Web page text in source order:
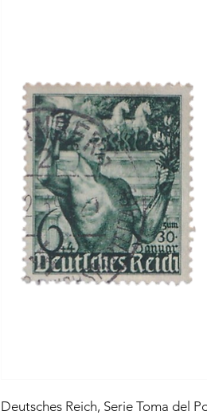
Deutsches Reich, Serie Toma del